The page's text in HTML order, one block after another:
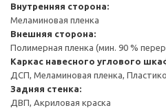
Внутренняя сторона:
Меламиновая пленка
Внешняя сторона:
Полимерная пленка (мин. 90 %
Каркас навесного углового
ДСП, Меламиновая пленка,
Задняя стенка:
ДВП, Акриловая краска